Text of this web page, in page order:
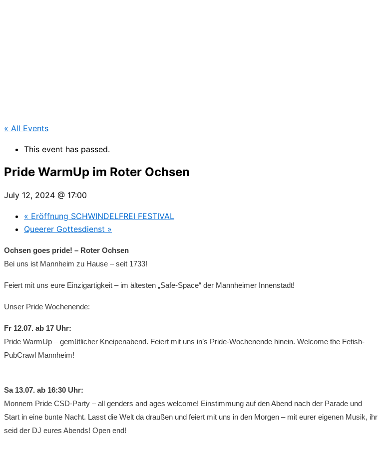
« All Events
This event has passed.
Pride WarmUp im Roter Ochsen
July 12, 2024 @ 17:00
« Eröffnung SCHWINDELFREI FESTIVAL
Queerer Gottesdienst »
Ochsen goes pride! – Roter Ochsen
Bei uns ist Mannheim zu Hause – seit 1733!
Feiert mit uns eure Einzigartigkeit – im ältesten „Safe-Space“ der Mannheimer Innenstadt!
Unser Pride Wochenende:
Fr 12.07. ab 17 Uhr:
Pride WarmUp – gemütlicher Kneipenabend. Feiert mit uns in’s Pride-Wochenende hinein. Welcome the Fetish-
PubCrawl Mannheim!
Sa 13.07. ab 16:30 Uhr:
Monnem Pride CSD-Party – all genders and ages welcome! Einstimmung auf den Abend nach der Parade und
Start in eine bunte Nacht. Lasst die Welt da draußen und feiert mit uns in den Morgen – mit eurer eigenen Musik, ihr
seid der DJ eures Abends! Open end!